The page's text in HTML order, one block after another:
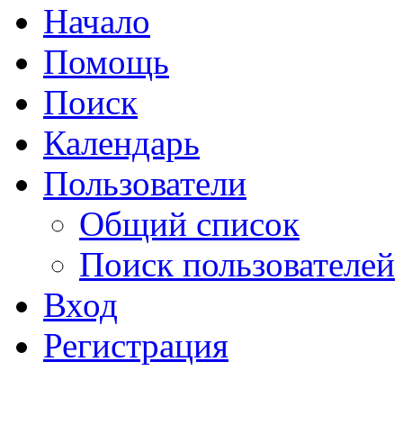
Начало
Помощь
Поиск
Календарь
Пользователи
Общий список
Поиск пользователей
Вход
Регистрация